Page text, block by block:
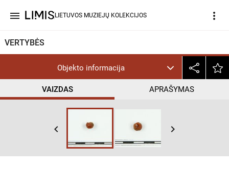
menu LIETUVOS MUZIEJŲ KOLEKCIJOS more_vert
VERTYBĖS
Objekto informacija
VAIZDAS APRAŠYMAS
keyboard_arrow_left keyboard_arrow_right